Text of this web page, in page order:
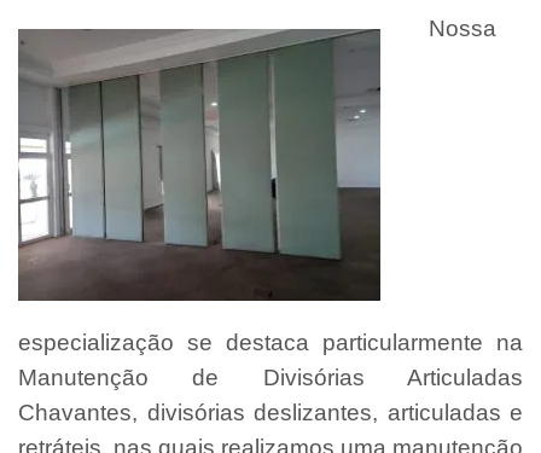
Nossa
especialização se destaca particularmente na
Manutenção de Divisórias Articuladas
Chavantes, divisórias deslizantes, articuladas e
retráteis, nas quais realizamos uma manutenção